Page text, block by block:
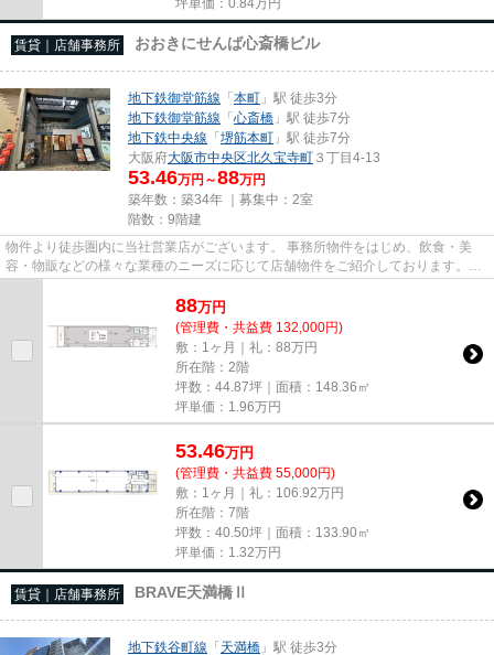
賃貸｜店舗事務所 おおきにせんば心斎橋ビル
地下鉄御堂筋線 「本町 」駅 徒歩3分
地下鉄御堂筋線 「心斎橋 」駅 徒歩7分
地下鉄中央線 「堺筋本町 」駅 徒歩7分
大阪府大阪市中央区北久宝寺町 ３丁目4-13
53.46万円～88万円
築年数：築34年 ｜募集中： 2室
階数：9階建
物件より徒歩圏内に当社営業店がございます。 事務所物件をはじめ、飲食・美
容・物販などの様々な業種のニーズに応じて店舗物件をご紹介しております。
尚、弊社ではおとり広告は一切...
88万円
(管理費・共益費 132,000円)
敷：1ヶ月｜礼：88万円
所在階：2階
坪数：44.87坪｜面積：148.36㎡
坪単価： 1.96万円
53.46万円
(管理費・共益費 55,000円)
敷：1ヶ月｜礼：106.92万円
所在階：7階
坪数：40.50坪｜面積：133.90㎡
坪単価： 1.32万円
賃貸｜店舗事務所 BRAVE天満橋Ⅱ
地下鉄谷町線 「天満橋 」駅 徒歩3分